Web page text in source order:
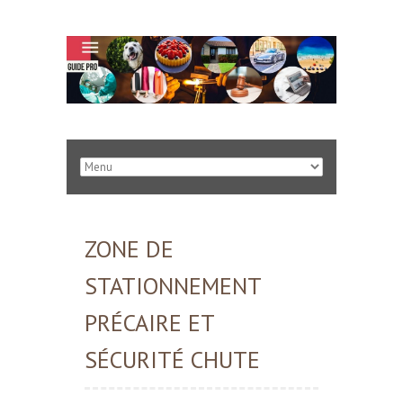
ZONE DE
STATIONNEMENT
PRÉCAIRE ET
SÉCURITÉ CHUTE